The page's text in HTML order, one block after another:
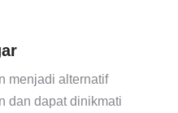
menjadi alternatif
dan dapat dinikmati